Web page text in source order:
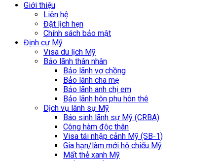
Giới thiệu
Liên hệ
Đặt lịch hẹn
Chính sách bảo mật
Định cư Mỹ
Visa du lịch Mỹ
Bảo lãnh thân nhân
Bảo lãnh vợ chồng
Bảo lãnh cha mẹ
Bảo lãnh anh chị em
Bảo lãnh hôn phu hôn thê
Dịch vụ lãnh sự Mỹ
Báo sinh lãnh sự Mỹ (CRBA)
Công hàm độc thân
Visa tái nhập cảnh Mỹ (SB-1)
Gia hạn/làm mới hộ chiếu Mỹ
Mất thẻ xanh Mỹ